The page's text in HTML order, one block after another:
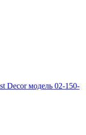
Decor модель 02-150-